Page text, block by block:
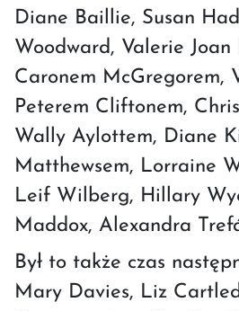
Diane Baillie, Susan
Woodward, Valerie Joan
Caronem McGregorem,
Peterem Cliftonem,
Wally Aylottem, Diane
Matthewsem, Lorraine
Leif Wilberg, Hillary
Maddox, Alexandra
Był to także czas
Mary Davies, Liz